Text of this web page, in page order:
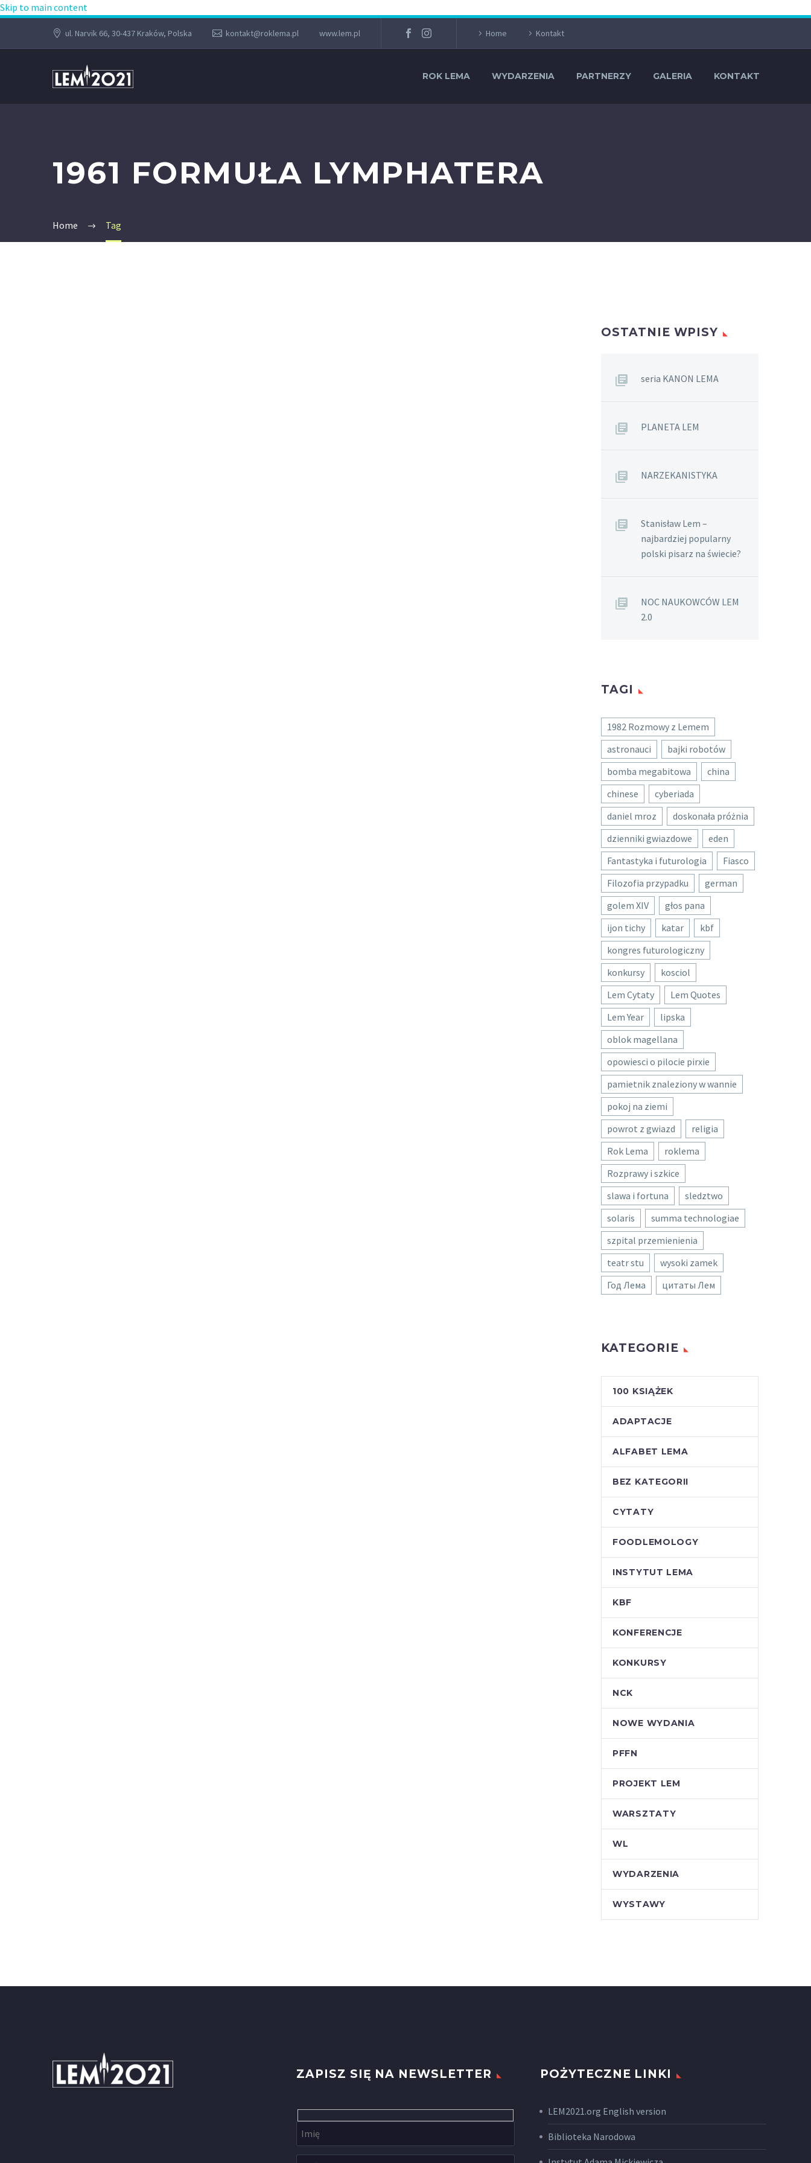
Skip to main content
ul. Narvik 66, 30-437 Kraków, Polska kontakt@roklema.pl www.lem.pl Home Kontakt
ROK LEMA WYDARZENIA PARTNERZY GALERIA KONTAKT
1961 FORMUŁA LYMPHATERA
Home Tag
OSTATNIE WPISY
seria KANON LEMA
PLANETA LEM
NARZEKANISTYKA
Stanisław Lem –
najbardziej popularny
polski pisarz na świecie?
NOC NAUKOWCÓW LEM
2.0
TAGI
1982 Rozmowy z Lemem
astronauci
bajki robotów
bomba megabitowa
china
chinese
cyberiada
daniel mroz
doskonała próżnia
dzienniki gwiazdowe
eden
Fantastyka i futurologia
Fiasco
Filozofia przypadku
german
golem XIV
głos pana
ijon tichy
katar
kbf
kongres futurologiczny
konkursy
kosciol
Lem Cytaty
Lem Quotes
Lem Year
lipska
oblok magellana
opowiesci o pilocie pirxie
pamietnik znaleziony w wannie
pokoj na ziemi
powrot z gwiazd
religia
Rok Lema
roklema
Rozprawy i szkice
slawa i fortuna
sledztwo
solaris
summa technologiae
szpital przemienienia
teatr stu
wysoki zamek
Год Лема
цитаты Лем
KATEGORIE
100 KSIĄŻEK
ADAPTACJE
ALFABET LEMA
BEZ KATEGORII
CYTATY
FOODLEMOLOGY
INSTYTUT LEMA
KBF
KONFERENCJE
KONKURSY
NCK
NOWE WYDANIA
PFFN
PROJEKT LEM
WARSZTATY
WL
WYDARZENIA
WYSTAWY
ZAPISZ SIĘ NA NEWSLETTER POŻYTECZNE LINKI
LEM2021.org English version
Biblioteka Narodowa